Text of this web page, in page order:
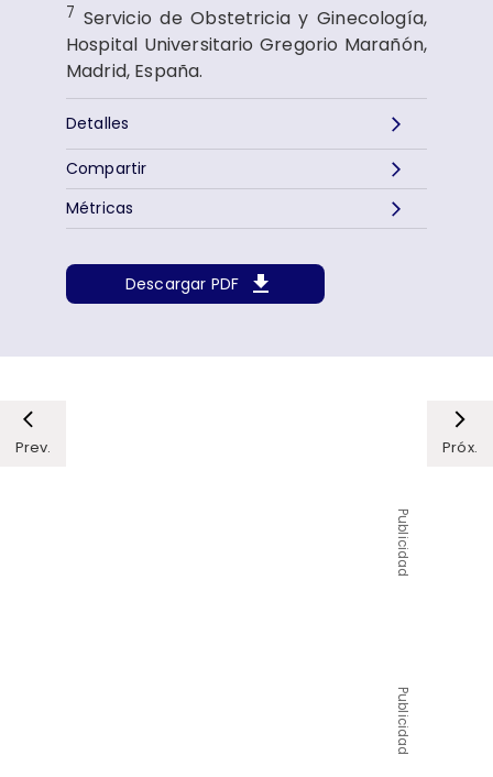
7 Servicio de Obstetricia y Ginecología,
Hospital Universitario Gregorio Marañón,
Madrid, España.
Detalles
Descargar PDF
Métricas
Compartir
Prev. Próx.
Publicidad
Publicidad